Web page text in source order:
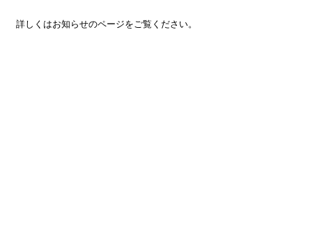
詳しくはお知らせのページをご覧ください。